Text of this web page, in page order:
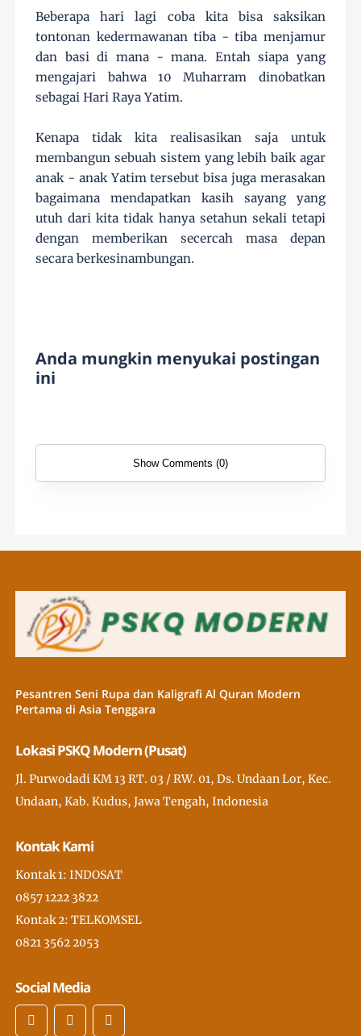
Beberapa hari lagi coba kita bisa saksikan
tontonan kedermawanan tiba - tiba menjamur
dan basi di mana - mana. Entah siapa yang
mengajari bahwa 10 Muharram dinobatkan
sebagai Hari Raya Yatim.
Kenapa tidak kita realisasikan saja untuk
membangun sebuah sistem yang lebih baik agar
anak - anak Yatim tersebut bisa juga merasakan
bagaimana mendapatkan kasih sayang yang
utuh dari kita tidak hanya setahun sekali tetapi
dengan memberikan secercah masa depan
secara berkesinambungan.
Anda mungkin menyukai postingan
ini
Show Comments (0)
Pesantren Seni Rupa dan Kaligrafi Al Quran Modern
Pertama di Asia Tenggara
Lokasi PSKQ Modern (Pusat)
Jl. Purwodadi KM 13 RT. 03 / RW. 01, Ds. Undaan Lor, Kec.
Undaan, Kab. Kudus, Jawa Tengah, Indonesia
Kontak Kami
Kontak 1: INDOSAT
0857 1222 3822
Kontak 2: TELKOMSEL
0821 3562 2053
Social Media